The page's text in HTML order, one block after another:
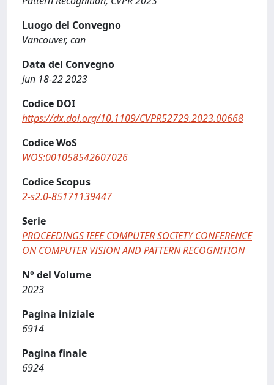
Luogo del Convegno
Vancouver, can
Data del Convegno
Jun 18-22 2023
Codice DOI
https://dx.doi.org/10.1109/CVPR52729.2023.00668
Codice WoS
WOS:001058542607026
Codice Scopus
2-s2.0-85171139447
Serie
PROCEEDINGS IEEE COMPUTER SOCIETY CONFERENCE
ON COMPUTER VISION AND PATTERN RECOGNITION
N° del Volume
2023
Pagina iniziale
6914
Pagina finale
6924